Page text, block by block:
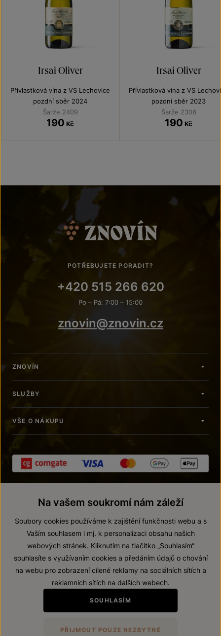
Irsai Oliver
Přívlastková vína z VS Lechovice
pozdní sběr 2024
Šarže 2409
190 Kč
Irsai Oliver
Přívlastková vína z VS
pozdní sběr 2023
Šarže 2306
190 Kč
POTŘEBUJETE PORADIT?
+420 515 266 620
Po – Pá: 7:00 – 15:00
znovin@znovin.cz
ZNOVÍN
SLUŽBY
VŠE O NÁKUPU
© 2026 ZNOVÍN ZNOJMO, a. s.
Prohlášení o přístupnosti
Zákaz prodeje alkoholických nápojů osobám mladším 18 let.
VytvořilwebProgress
Na vašem soukromí nám záleží
Soubory cookies používáme k zajištění funkčnosti webu a s
Vaším souhlasem i mj. k personalizaci obsahu našich
webových stránek. Kliknutím na tlačítko „Souhlasím“
souhlasíte s využívaním cookies a předáním údajů o chování
na webu pro zobrazení cílené reklamy na sociálních sítích a
reklamních sítích na dalších webech.
SOUHLASÍM
PŘIJMOUT POUZE NEZBYTNÉ